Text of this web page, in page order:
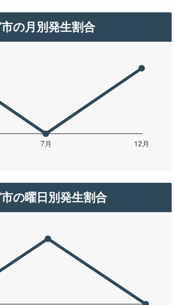
の月別発生割合
の曜日別発生割合